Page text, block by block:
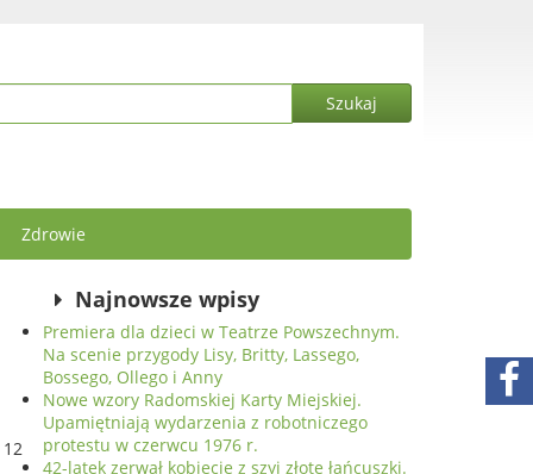
Zdrowie
Najnowsze wpisy
Premiera dla dzieci w Teatrze Powszechnym.
Na scenie przygody Lisy, Britty, Lassego,
Bossego, Ollego i Anny
Nowe wzory Radomskiej Karty Miejskiej.
Upamiętniają wydarzenia z robotniczego
protestu w czerwcu 1976 r.
42-latek zerwał kobiecie z szyi złote łańcuszki.